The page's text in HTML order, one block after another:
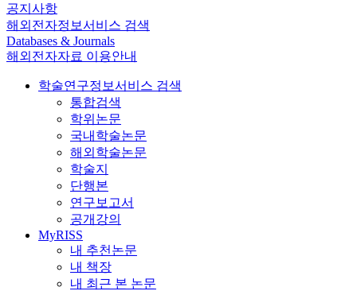
공지사항
해외전자정보서비스 검색
Databases & Journals
해외전자자료 이용안내
학술연구정보서비스 검색
통합검색
학위논문
국내학술논문
해외학술논문
학술지
단행본
연구보고서
공개강의
MyRISS
내 추천논문
내 책장
내 최근 본 논문